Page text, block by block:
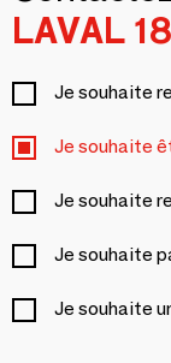
LAVAL
Je souhaite
Je souhaite
Je souhaite
Je souhaite
Je souhaite